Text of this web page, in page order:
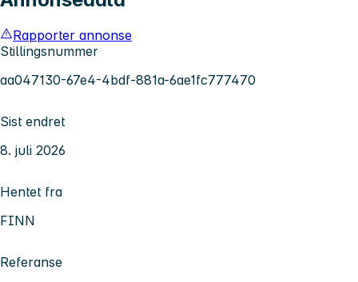
Rapporter annonse
Stillingsnummer
aa047130-67e4-4bdf-881a-6ae1fc777470
Sist endret
8. juli 2026
Hentet fra
FINN
Referanse